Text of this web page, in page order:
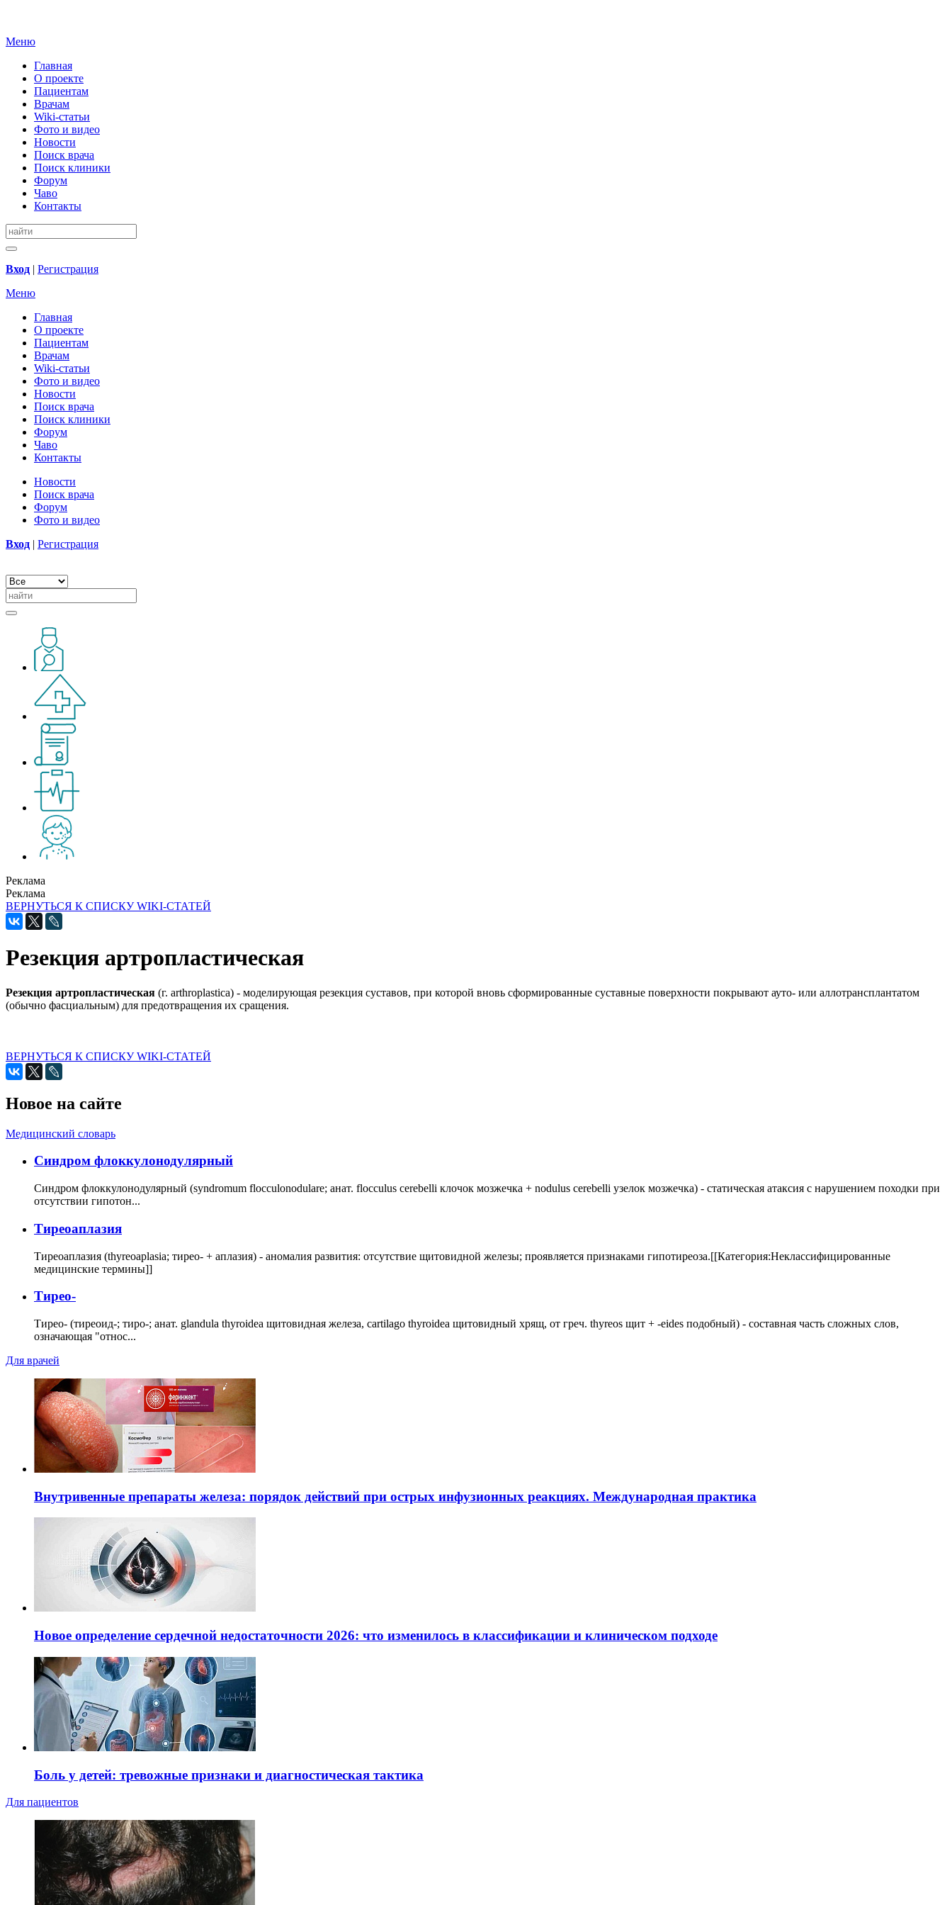
Меню
Главная
О проекте
Пациентам
Врачам
Wiki-статьи
Фото и видео
Новости
Поиск врача
Поиск клиники
Форум
Чаво
Контакты
Вход | Регистрация
Меню
Главная
О проекте
Пациентам
Врачам
Wiki-статьи
Фото и видео
Новости
Поиск врача
Поиск клиники
Форум
Чаво
Контакты
Новости
Поиск врача
Форум
Фото и видео
Вход | Регистрация
Реклама
Реклама
ВЕРНУТЬСЯ К СПИСКУ WIKI-СТАТЕЙ
Резекция артропластическая
Резекция артропластическая (г. arthroplastica) - моделирующая резекция суставов, при которой вновь сформированные суставные поверхности покрывают ауто- или аллотрансплантатом
(обычно фасциальным) для предотвращения их сращения.
ВЕРНУТЬСЯ К СПИСКУ WIKI-СТАТЕЙ
Новое на сайте
Медицинский словарь
Cиндром флоккулонодулярный
Синдром флоккулонодулярный (syndromum flocculonodulare; анат. flocculus cerebelli клочок мозжечка + nodulus cerebelli узелок мозжечка) - статическая атаксия с нарушением походки при
отсутствии гипотон...
Тиреоаплазия
Тиреоаплазия (thyreoaplasia; тирео- + аплазия) - аномалия развития: отсутствие щитовидной железы; проявляется признаками гипотиреоза.[[Категория:Неклассифицированные
медицинские термины]]
Тирео-
Тирео- (тиреоид-; тиро-; анат. glandula thyroidea щитовидная железа, cartilago thyroidea щитовидный хрящ, от греч. thyreos щит + -eides подобный) - составная часть сложных слов,
означающая "относ...
Для врачей
Внутривенные препараты железа: порядок действий при острых инфузионных реакциях. Международная практика
Новое определение сердечной недостаточности 2026: что изменилось в классификации и клиническом подходе
Боль у детей: тревожные признаки и диагностическая тактика
Для пациентов